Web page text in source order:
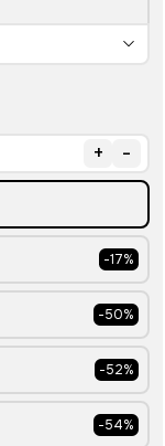
+ -
-17%
-50%
-52%
-54%